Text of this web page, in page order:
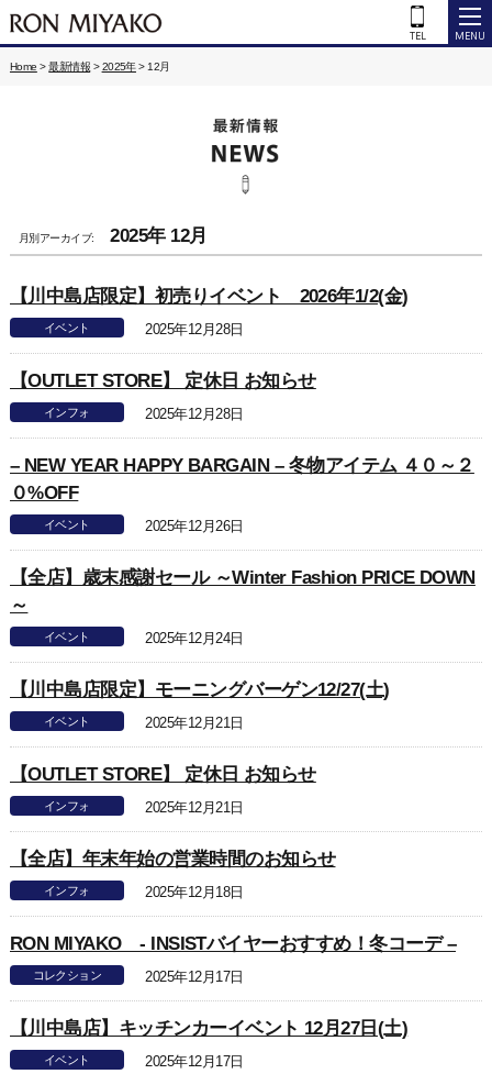
Home >最新情報 >2025年> 12月
月別アーカイブ: 2025年 12月
【川中島店限定】初売りイベント 2026年1/2(金)
イベント 2025年12月28日
【OUTLET STORE】 定休日 お知らせ
インフォ 2025年12月28日
– NEW YEAR HAPPY BARGAIN – 冬物アイテム ４０～２
０%OFF
イベント 2025年12月26日
【全店】歳末感謝セール ～Winter Fashion PRICE DOWN
～
イベント 2025年12月24日
【川中島店限定】モーニングバーゲン12/27(土)
イベント 2025年12月21日
【OUTLET STORE】 定休日 お知らせ
インフォ 2025年12月21日
【全店】年末年始の営業時間のお知らせ
インフォ 2025年12月18日
RON MIYAKO - INSISTバイヤーおすすめ！冬コーデ –
コレクション 2025年12月17日
【川中島店】キッチンカーイベント 12月27日(土)
イベント 2025年12月17日